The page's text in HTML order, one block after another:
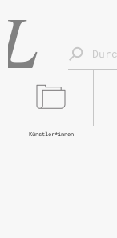
Künstler*innen